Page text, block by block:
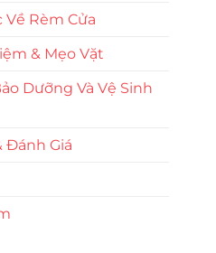
Về Rèm Cửa
& Mẹo Vặt
Dưỡng Và Vệ Sinh
Đánh Giá